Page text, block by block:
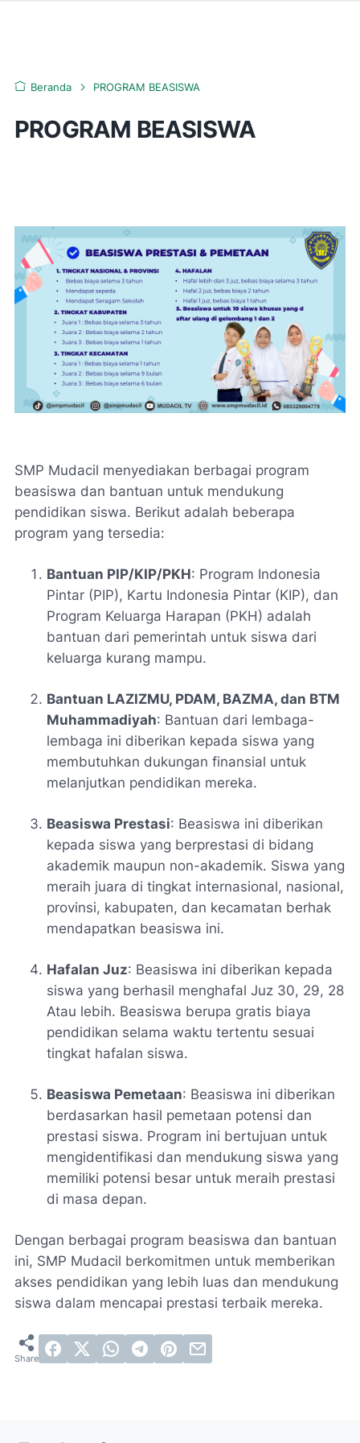
Beranda PROGRAM BEASISWA
PROGRAM BEASISWA
SMP Mudacil menyediakan berbagai program
beasiswa dan bantuan untuk mendukung
pendidikan siswa. Berikut adalah beberapa
program yang tersedia:
Bantuan PIP/KIP/PKH: Program Indonesia
Pintar (PIP), Kartu Indonesia Pintar (KIP), dan
Program Keluarga Harapan (PKH) adalah
bantuan dari pemerintah untuk siswa dari
keluarga kurang mampu.
Bantuan LAZIZMU, PDAM, BAZMA, dan BTM
Muhammadiyah: Bantuan dari lembaga-
lembaga ini diberikan kepada siswa yang
membutuhkan dukungan finansial untuk
melanjutkan pendidikan mereka.
Beasiswa Prestasi: Beasiswa ini diberikan
kepada siswa yang berprestasi di bidang
akademik maupun non-akademik. Siswa yang
meraih juara di tingkat internasional, nasional,
provinsi, kabupaten, dan kecamatan berhak
mendapatkan beasiswa ini.
Hafalan Juz: Beasiswa ini diberikan kepada
siswa yang berhasil menghafal Juz 30, 29, 28
Atau lebih. Beasiswa berupa gratis biaya
pendidikan selama waktu tertentu sesuai
tingkat hafalan siswa.
Beasiswa Pemetaan: Beasiswa ini diberikan
berdasarkan hasil pemetaan potensi dan
prestasi siswa. Program ini bertujuan untuk
mengidentifikasi dan mendukung siswa yang
memiliki potensi besar untuk meraih prestasi
di masa depan.
Dengan berbagai program beasiswa dan bantuan
ini, SMP Mudacil berkomitmen untuk memberikan
akses pendidikan yang lebih luas dan mendukung
siswa dalam mencapai prestasi terbaik mereka.